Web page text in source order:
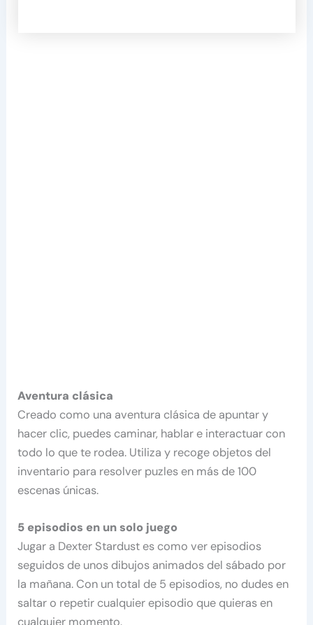
Aventura clásica
Creado como una aventura clásica de apuntar y
hacer clic, puedes caminar, hablar e interactuar con
todo lo que te rodea. Utiliza y recoge objetos del
inventario para resolver puzles en más de 100
escenas únicas.
5 episodios en un solo juego
Jugar a Dexter Stardust es como ver episodios
seguidos de unos dibujos animados del sábado por
la mañana. Con un total de 5 episodios, no dudes en
saltar o repetir cualquier episodio que quieras en